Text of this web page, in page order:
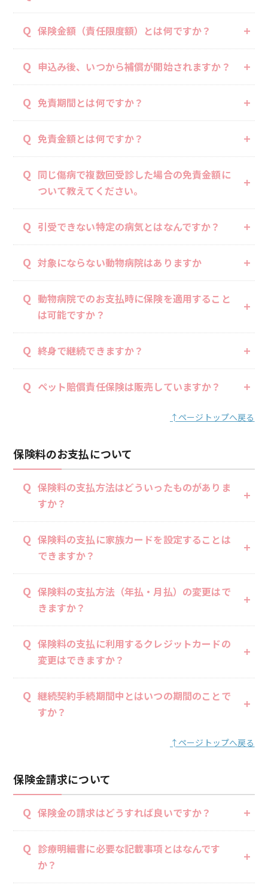
Q 保険金額（責任限度額）とは何ですか？
Q 申込み後、いつから補償が開始されますか？
Q 免責期間とは何ですか？
Q 免責金額とは何ですか？
Q 同じ傷病で複数回受診した場合の免責金額に
ついて教えてください。
Q 引受できない特定の病気とはなんですか？
Q 対象にならない動物病院はありますか
Q 動物病院でのお支払時に保険を適用すること
は可能ですか？
Q 終身で継続できますか？
Q ペット賠償責任保険は販売していますか？
↑ページトップへ戻る
保険料のお支払について
Q 保険料の支払方法はどういったものがありま
すか？
Q 保険料の支払に家族カードを設定することは
できますか？
Q 保険料の支払方法（年払・月払）の変更はで
きますか？
Q 保険料の支払に利用するクレジットカードの
変更はできますか？
Q 継続契約手続期間中とはいつの期間のことで
すか？
↑ページトップへ戻る
保険金請求について
Q 保険金の請求はどうすれば良いですか？
Q 診療明細書に必要な記載事項とはなんです
か？